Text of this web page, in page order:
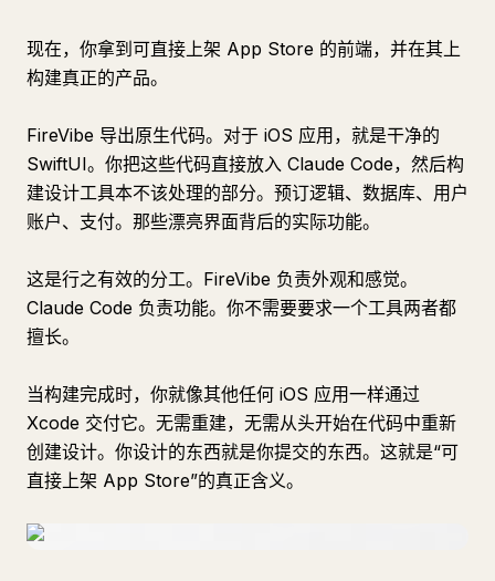
现在，你拿到可直接上架 App Store 的前端，并在其上
构建真正的产品。
FireVibe 导出原生代码。对于 iOS 应用，就是干净的
SwiftUI。你把这些代码直接放入 Claude Code，然后构
建设计工具本不该处理的部分。预订逻辑、数据库、用户
账户、支付。那些漂亮界面背后的实际功能。
这是行之有效的分工。FireVibe 负责外观和感觉。
Claude Code 负责功能。你不需要要求一个工具两者都
擅长。
当构建完成时，你就像其他任何 iOS 应用一样通过
Xcode 交付它。无需重建，无需从头开始在代码中重新
创建设计。你设计的东西就是你提交的东西。这就是“可
直接上架 App Store”的真正含义。